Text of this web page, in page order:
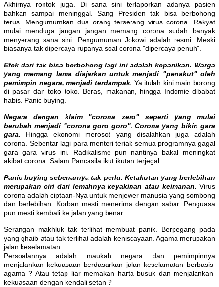
Akhirnya rontok juga. Di sana sini terlaporkan adanya pasien
bahkan sampai meninggal. Sang Presiden tak bisa berbohong
terus. Mengumumkan dua orang terserang virus corona. Rakyat
mulai menduga jangan jangan memang corona sudah banyak
menyerang sana sini. Pengumuman Jokowi adalah resmi. Meski
biasanya tak dipercaya rupanya soal corona "dipercaya penuh".
Efek dari tak bisa berbohong lagi ini adalah kepanikan. Warga
yang memang lama diajarkan untuk menjadi "penakut" oleh
pemimpin negara, menjadi terdampak. Ya itulah kini main borong
di pasar dan toko toko. Beras, makanan, hingga Indomie dibabat
habis. Panic buying.
Negara dengan klaim "corona zero" seperti yang mulai
berubah menjadi "corona goro goro". Corona yang bikin gara
gara. Hingga ekonomi merosot yang disalahkan juga adalah
corona. Sebentar lagi para menteri teriak semua programnya gagal
gara gara virus ini. Radikalisme pun nantinya bakal meningkat
akibat corona. Salam Pancasila ikut ikutan terjegal.
Panic buying sebenarnya tak perlu. Ketakutan yang berlebihan
merupakan ciri dari lemahnya keyakinan atau keimanan. Virus
corona adalah ciptaan-Nya untuk menjewer manusia yang sombong
dan berlebihan. Korban mesti menerima dengan sabar. Penguasa
pun mesti kembali ke jalan yang benar.
Serangan makhluk tak terlihat membuat panik. Berpegang pada
yang ghaib atau tak terlihat adalah keniscayaan. Agama merupakan
jalan keselamatan.
Persoalannya adalah maukah negara dan pemimpinnya
menjalankan kekuasaan berdasarkan jalan keselamatan berbasis
agama ? Atau tetap liar memakan harta busuk dan menjalankan
kekuasaan dengan kendali setan ?